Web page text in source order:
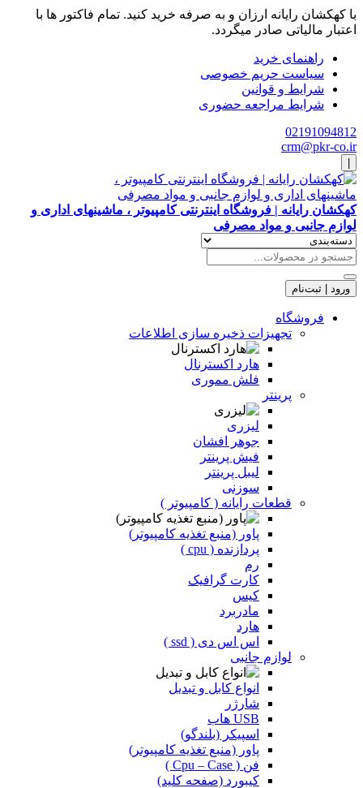
با کهکشان رایانه ارزان و به صرفه خرید کنید. تمام فاکتور ها با
اعتبار مالیاتی صادر میگردد.
راهنمای خرید
سیاست حریم خصوصی
شرایط و قوانین
شرایط مراجعه حضوری
02191094812
crm@pkr-co.ir
کهکشان رایانه | فروشگاه اینترنتی کامپیوتر ، ماشینهای اداری و
لوازم جانبی و مواد مصرفی
ورود | ثبت‌نام
فروشگاه
تجهیزات ذخیره سازی اطلاعات
هارد اکسترنال
فلش مموری
پرینتر
لیزری
جوهر افشان
فیش پرینتر
لیبل پرینتر
سوزنی
قطعات رایانه ( کامپیوتر )
پاور (منبع تغذیه کامپیوتر)
پردازنده ( cpu )
رم
کارت گرافیک
کیس
مادربرد
هارد
اس اس دی ( ssd )
لوازم جانبی
انواع کابل و تبدیل
شارژر
USB هاب
اسپیکر (بلندگو)
پاور (منبع تغذیه کامپیوتر)
فن ( Cpu – Case )
کیبورد (صفحه کلید)